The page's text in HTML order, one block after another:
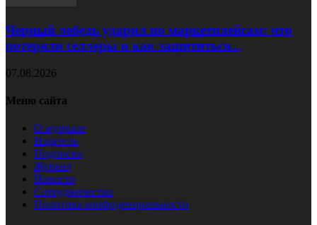
Черный лебедь ударил по маркетплейсам: что
потеряли селлеры и как защититься...
07.08.2026
Меню сайта
О журнале
Издатель
Подписка
Журнал
Новости
Сотрудничество
Политика конфиденциальности